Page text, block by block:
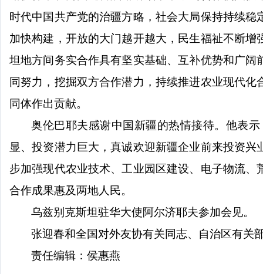
时代中国共产党的治疆方略，社会大局保持持续
加快构建，开放的大门越开越大，民生福祉不断
坦地方间务实合作具有坚实基础、互补优势和广
同努力，挖掘双方合作潜力，持续推进农业现代
同体作出贡献。
奥伦巴耶夫感谢中国新疆的热情接待。他表
显、投资潜力巨大，真诚欢迎新疆企业前来投资
步加强现代农业技术、工业园区建设、电子物流
合作成果惠及两地人民。
乌兹别克斯坦驻华大使阿尔济耶夫参加会见。
张迎春和全国对外友协有关同志、自治区有关
责任编辑：侯惠燕